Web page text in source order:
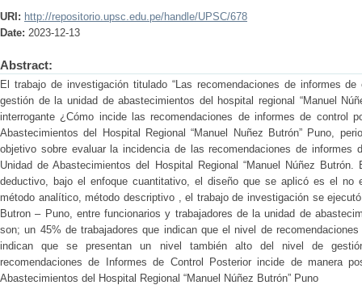
URI: http://repositorio.upsc.edu.pe/handle/UPSC/678
Date: 2023-12-13
Abstract:
El trabajo de investigación titulado “Las recomendaciones de informes
gestión de la unidad de abastecimientos del hospital regional “Manuel
interrogante ¿Cómo incide las recomendaciones de informes de control
Abastecimientos del Hospital Regional “Manuel Nuñez Butrón” Puno,
objetivo sobre evaluar la incidencia de las recomendaciones de informes
Unidad de Abastecimientos del Hospital Regional “Manuel Núñez
deductivo, bajo el enfoque cuantitativo, el diseño que se aplicó es el no
método analítico, método descriptivo , el trabajo de investigación se
Butron – Puno, entre funcionarios y trabajadores de la unidad de
son; un 45% de trabajadores que indican que el nivel de
indican que se presentan un nivel también alto del nivel de
recomendaciones de Informes de Control Posterior incide de manera
Abastecimientos del Hospital Regional “Manuel Núñez Butrón” Puno